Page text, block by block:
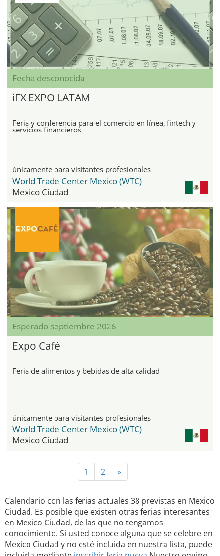
Fecha desconocida
iFX EXPO LATAM
Feria y conferencia para el comercio en línea, fintech y
servicios financieros
únicamente para visitantes profesionales
World Trade Center Mexico (WTC)
Mexico Ciudad
Esperado septiembre 2026
Expo Café
Feria de alimentos y bebidas de alta calidad
únicamente para visitantes profesionales
World Trade Center Mexico (WTC)
Mexico Ciudad
1 2 »
Calendario con las ferias actuales 38 previstas en Mexico
Ciudad. Es posible que existen otras ferias interesantes
en Mexico Ciudad, de las que no tengamos
conocimiento. Si usted conoce alguna que se celebre en
Mexico Ciudad y no esté incluida en nuestra lista, puede